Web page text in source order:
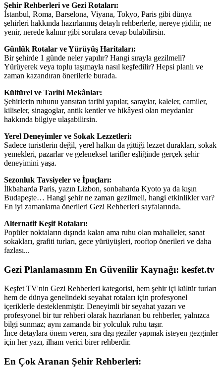
Şehir Rehberleri ve Gezi Rotaları:
İstanbul, Roma, Barselona, Viyana, Tokyo, Paris gibi dünya
şehirleri hakkında hazırlanmış detaylı rehberlerle, nereye gidilir, ne
yenir, nerede kalınır gibi sorulara cevap bulabilirsin.
Günlük Rotalar ve Yürüyüş Haritaları:
Bir şehirde 1 günde neler yapılır? Hangi sırayla gezilmeli?
Yürüyerek veya toplu taşımayla nasıl keşfedilir? Hepsi planlı ve
zaman kazandıran önerilerle burada.
Kültürel ve Tarihi Mekânlar:
Şehirlerin ruhunu yansıtan tarihi yapılar, saraylar, kaleler, camiler,
kiliseler, sinagoglar, antik kentler ve hikâyesi olan meydanlar
hakkında bilgiye ulaşabilirsin.
Yerel Deneyimler ve Sokak Lezzetleri:
Sadece turistlerin değil, yerel halkın da gittiği lezzet durakları, sokak
yemekleri, pazarlar ve geleneksel tarifler eşliğinde gerçek şehir
deneyimini yaşa.
Sezonluk Tavsiyeler ve İpuçları:
İlkbaharda Paris, yazın Lizbon, sonbaharda Kyoto ya da kışın
Budapeşte… Hangi şehir ne zaman gezilmeli, hangi etkinlikler var?
En iyi zamanlama önerileri Gezi Rehberleri sayfalarında.
Alternatif Keşif Rotaları:
Popüler noktaların dışında kalan ama ruhu olan mahalleler, sanat
sokakları, grafiti turları, gece yürüyüşleri, rooftop önerileri ve daha
fazlası...
Gezi Planlamasının En Güvenilir Kaynağı: kesfet.tv
Keşfet TV'nin Gezi Rehberleri kategorisi, hem şehir içi kültür turları
hem de dünya genelindeki seyahat rotaları için profesyonel
içeriklerle desteklenmiştir. Deneyimli bir seyahat yazarı ve
profesyonel bir tur rehberi olarak hazırlanan bu rehberler, yalnızca
bilgi sunmaz; aynı zamanda bir yolculuk ruhu taşır.
İnce detaylara önem veren, sıra dışı geziler yapmak isteyen gezginler
için her yazı, ilham verici birer rehberdir.
En Çok Aranan Şehir Rehberleri: